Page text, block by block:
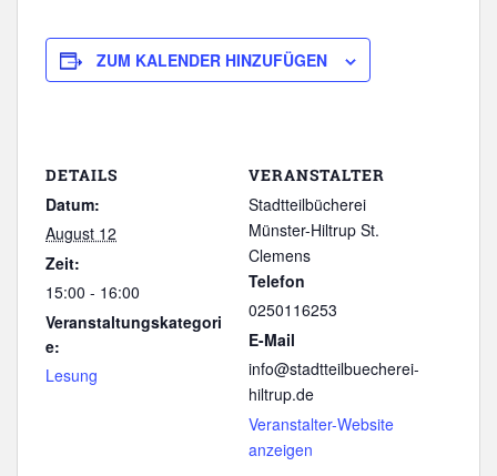
ZUM KALENDER HINZUFÜGEN
DETAILS
Datum:
August 12
Zeit:
15:00 - 16:00
Veranstaltungskategori
e:
Lesung
VERANSTALTER
Stadtteilbücherei
Münster-Hiltrup St.
Clemens
Telefon
0250116253
E-Mail
info@stadtteilbuecherei-
hiltrup.de
Veranstalter-Website
anzeigen